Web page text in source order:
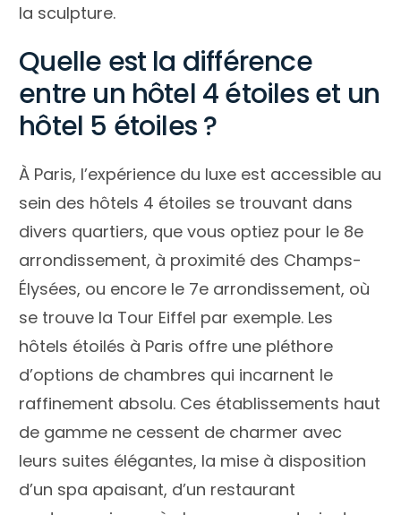
la sculpture.
Quelle est la différence
entre un hôtel 4 étoiles et un
hôtel 5 étoiles ?
À Paris, l’expérience du luxe est accessible au
sein des hôtels 4 étoiles se trouvant dans
divers quartiers, que vous optiez pour le 8e
arrondissement, à proximité des Champs-
Élysées, ou encore le 7e arrondissement, où
se trouve la Tour Eiffel par exemple. Les
hôtels étoilés à Paris offre une pléthore
d’options de chambres qui incarnent le
raffinement absolu. Ces établissements haut
de gamme ne cessent de charmer avec
leurs suites élégantes, la mise à disposition
d’un spa apaisant, d’un restaurant